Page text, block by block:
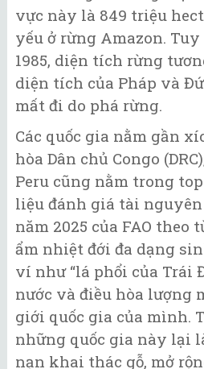
vực này là 849 triệu
yếu ở rừng Amazon.
1985, diện tích rừng
diện tích của Pháp và
mất đi do phá rừng.
Các quốc gia nằm gần
hòa Dân chủ Congo
Peru cũng nằm trong
liệu đánh giá tài
năm 2025 của FAO theo
ẩm nhiệt đới đa dạng
ví như “lá phổi của Trái
nước và điều hòa lượng
giới quốc gia của mình.
những quốc gia này lại
nạn khai thác gỗ, mở